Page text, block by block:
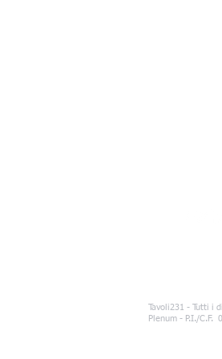
Tavoli231 - Tutti i
Plenum - P.I./C.F.